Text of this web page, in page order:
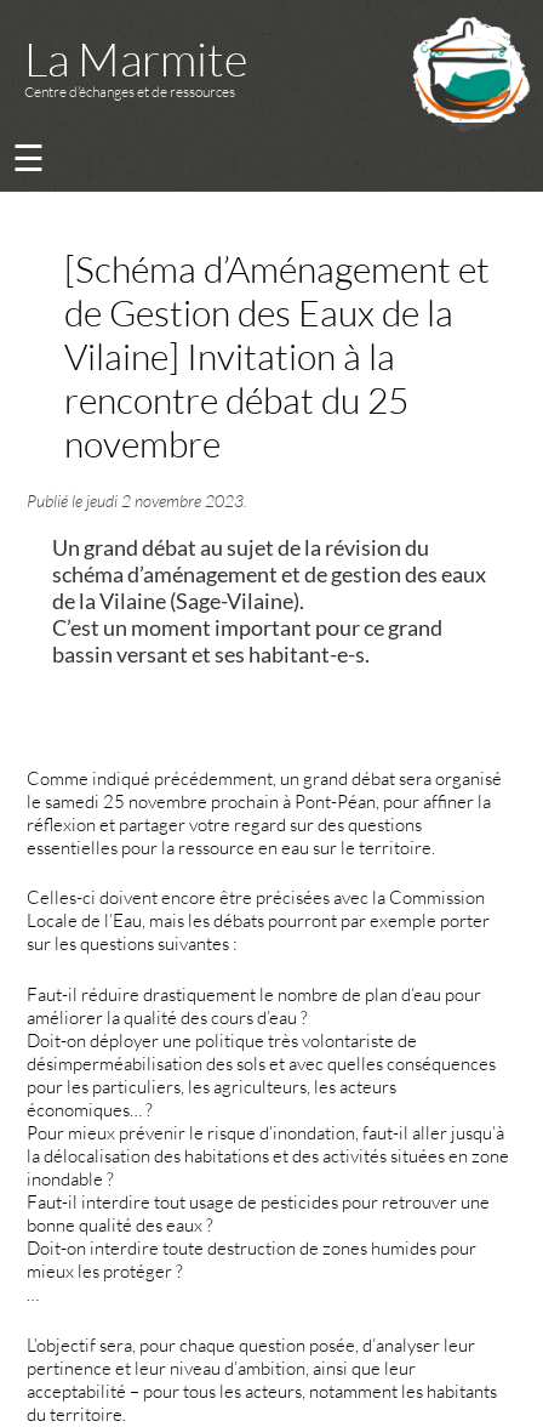
La Marmite
Centre d’échanges et de ressources
☰
[Schéma d’Aménagement et
de Gestion des Eaux de la
Vilaine] Invitation à la
rencontre débat du 25
novembre
Publié le jeudi 2 novembre 2023
Un grand débat au sujet de la révision du
schéma d’aménagement et de gestion des eaux
de la Vilaine (Sage-Vilaine).
C’est un moment important pour ce grand
bassin versant et ses habitant-e-s.
Comme indiqué précédemment, un grand débat sera organisé
le samedi 25 novembre prochain à Pont-Péan, pour affiner la
réflexion et partager votre regard sur des questions
essentielles pour la ressource en eau sur le territoire.
Celles-ci doivent encore être précisées avec la Commission
Locale de l’Eau, mais les débats pourront par exemple porter
sur les questions suivantes :
Faut-il réduire drastiquement le nombre de plan d’eau pour
améliorer la qualité des cours d’eau ?
Doit-on déployer une politique très volontariste de
désimperméabilisation des sols et avec quelles conséquences
pour les particuliers, les agriculteurs, les acteurs
économiques… ?
Pour mieux prévenir le risque d’inondation, faut-il aller jusqu’à
la délocalisation des habitations et des activités situées en zone
inondable ?
Faut-il interdire tout usage de pesticides pour retrouver une
bonne qualité des eaux ?
Doit-on interdire toute destruction de zones humides pour
mieux les protéger ?
…
L’objectif sera, pour chaque question posée, d’analyser leur
pertinence et leur niveau d’ambition, ainsi que leur
acceptabilité – pour tous les acteurs, notamment les habitants
du territoire.